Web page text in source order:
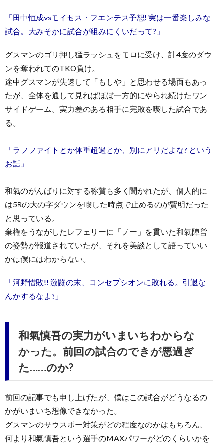
「田中恒成vsモイセス・フエンテス予想! 実は一番楽しみな
試合。大みそかに試合が組みにくいだって?」
グスマンのゴリ押し猛ラッシュをモロに受け、計4度のダウ
ンを奪われてのTKO負け。
途中グスマンが失速して「もしや」と思わせる場面もあっ
たが、全体を通して見ればほぼ一方的にやられ続けたワン
サイドゲーム。実力差のある相手に完敗を喫した試合であ
る。
「ラフファイトとか体重超過とか、別にアリだよな? という
お話」
和氣のがんばりに対する称賛も多く聞かれたが、個人的に
は5Rの大の字ダウンを喫した時点で止めるのが賢明だった
と思っている。
棄権をうながしたレフェリーに「ノー」を貫いた和氣陣営
の姿勢が報道されていたが、それを美談として語っていい
かは僕にはわからない。
「河野惜敗!! 激闘の末、コンセプシオンに敗れる。引退な
んかするなよ?」
和氣慎吾の実力がいまいちわからな
かった。前回の試合のできが悪過ぎ
た……のか?
前回の記事でも申し上げたが、僕はこの試合がどうなるの
かがいまいち想像できなかった。
グスマンのサウスポー対策がどの程度なのかはもちろん、
何より和氣慎吾という選手のMAXパワーがどのくらいかを